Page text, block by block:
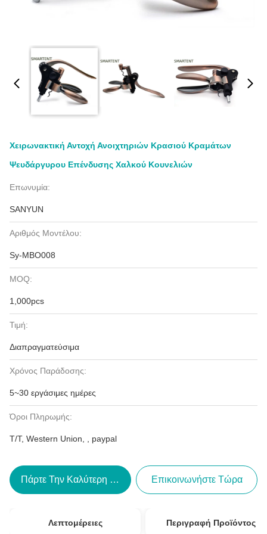
Χειρωνακτική Αντοχή Ανοιχτηριών Κρασιού Κραμάτων
Ψευδάργυρου Επένδυσης Χαλκού Κουνελιών
Επωνυμία:
SANYUN
Αριθμός Μοντέλου:
Sy-MBO008
MOQ:
1,000pcs
Τιμή:
Διαπραγματεύσιμα
Χρόνος Παράδοσης:
5~30 εργάσιμες ημέρες
Όροι Πληρωμής:
T/T, Western Union, , paypal
Πάρτε Την Καλύτερη Τιμή Επικοινωνήστε Τώρα
Λεπτομέρειες Περιγραφή Προϊόντος